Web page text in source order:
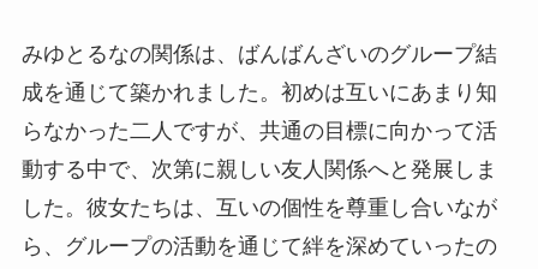
みゆとるなの関係は、ばんばんざいのグループ結
成を通じて築かれました。初めは互いにあまり知
らなかった二人ですが、共通の目標に向かって活
動する中で、次第に親しい友人関係へと発展しま
した。彼女たちは、互いの個性を尊重し合いなが
ら、グループの活動を通じて絆を深めていったの